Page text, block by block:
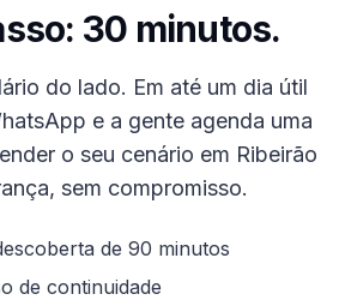
30 minutos.
do lado. Em até um dia útil
e a gente agenda uma
o seu cenário em Ribeirão
sem compromisso.
de 90 minutos
de continuidade